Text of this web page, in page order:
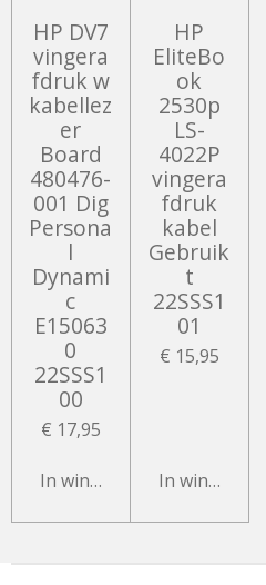
HP DV7
vingera
fdruk w
kabellez
er
Board
480476-
001 Dig
Persona
l
Dynami
c
E15063
0
22SSS1
00
€ 17,95
In winkelwagen
HP
EliteBo
ok
2530p
LS-
4022P
vingera
fdruk
kabel
Gebruik
t
22SSS1
01
€ 15,95
In